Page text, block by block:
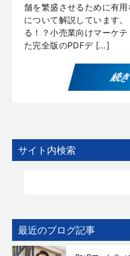
舗を繁盛させるために有
について解説しています
る！？小売業向けマーケ
た完全版のPDFデ […]
続
サイト内検索
最近のブログ記事